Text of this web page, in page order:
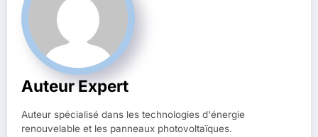
Auteur Expert
Auteur spécialisé dans les technologies d'énergie
renouvelable et les panneaux photovoltaïques.